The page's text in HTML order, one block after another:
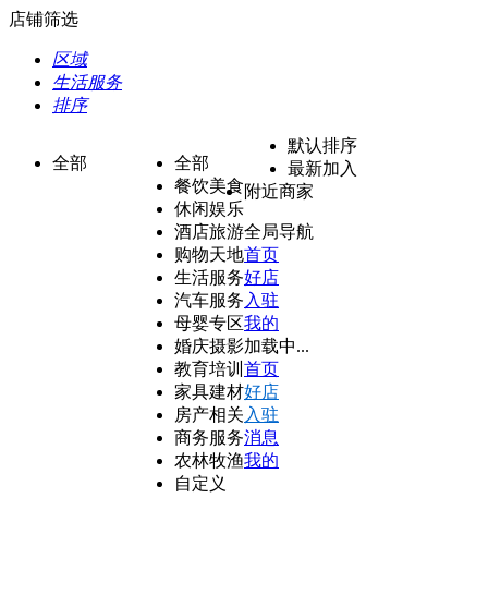
店铺筛选
区域
生活服务
排序
全部
全部
餐饮美食
休闲娱乐
酒店旅游
购物天地
生活服务
汽车服务
母婴专区
婚庆摄影
教育培训
家具建材
房产相关
商务服务
农林牧渔
自定义
默认排序
最新加入
附近商家
全局导航
首页
好店
入驻
我的
加载中...
首页
好店
入驻
消息
我的